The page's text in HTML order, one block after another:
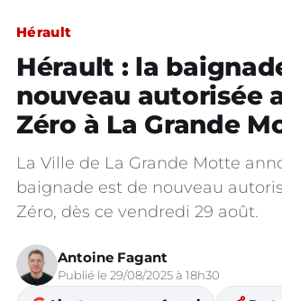
Hérault
Hérault : la
nouveau autorisée
Zéro à La Grande
La Ville de La Grande Motte
baignade est de nouveau
Zéro, dès ce vendredi 29 août.
Antoine Fagant
Publié le 29/08/2025 à 18h30